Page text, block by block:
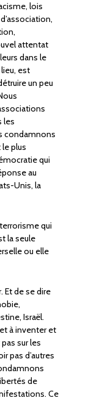
lois
attentat
dans le
est
un peu
les
condamnons
plus
qui
au
Unis, la
qui
la seule
ou elle
Et de se dire
Israël.
à inventer et
sur les
pas d’autres
de
Ce